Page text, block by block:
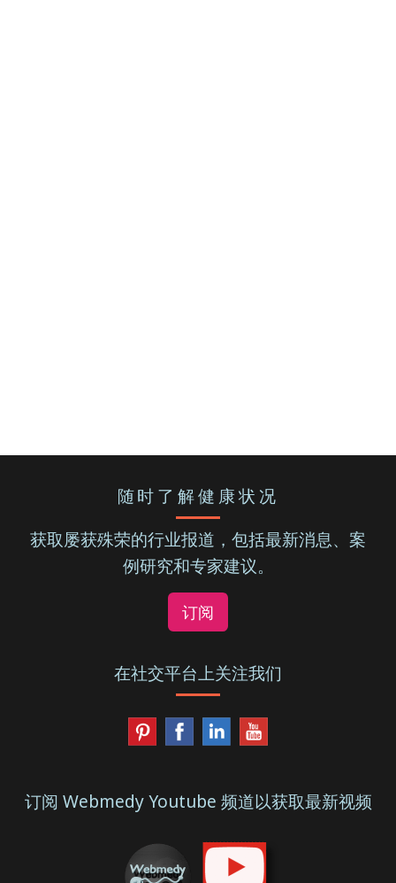
随时了解健康状况
获取屡获殊荣的行业报道，包括最新消息、案
例研究和专家建议。
订阅
在社交平台上关注我们
订阅 Webmedy Youtube 频道以获取最新视频